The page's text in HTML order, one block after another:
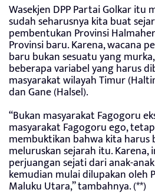
Wasekjen DPP Partai Golkar itu
sudah seharusnya kita buat
pembentukan Provinsi
Provinsi baru. Karena, wacana
baru bukan sesuatu yang
beberapa variabel yang harus
masyarakat wilayah Timur
dan Gane (Halsel).
“Bukan masyarakat Fagogoru
masyarakat Fagogoru ego,
membuktikan bahwa kita
meluruskan sejarah itu. Karena,
perjuangan sejati dari anak-
kemudian mulai dilupakan oleh
Maluku Utara,” tambahnya. (**)